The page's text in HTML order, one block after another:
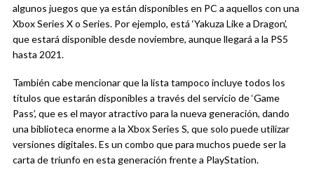
algunos juegos que ya están disponibles en PC a aquellos con una
Xbox Series X o Series. Por ejemplo, está ‘Yakuza Like a Dragon’,
que estará disponible desde noviembre, aunque llegará a la PS5
hasta 2021.
También cabe mencionar que la lista tampoco incluye todos los
títulos que estarán disponibles a través del servicio de ‘Game
Pass’, que es el mayor atractivo para la nueva generación, dando
una biblioteca enorme a la Xbox Series S, que solo puede utilizar
versiones digitales. Es un combo que para muchos puede ser la
carta de triunfo en esta generación frente a PlayStation.